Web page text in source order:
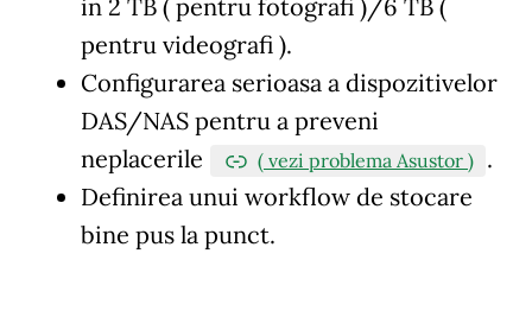
in 2 TB ( pentru fotografi )/6 TB (
pentru videografi ).
Configurarea serioasa a dispozitivelor
DAS/NAS pentru a preveni
neplacerile
( vezi problema Asustor ) .
Definirea unui workflow de stocare
bine pus la punct.